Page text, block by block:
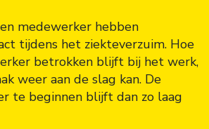
medewerker hebben
tijdens het ziekteverzuim. Hoe
betrokken blijft bij het werk,
weer aan de slag kan. De
te beginnen blijft dan zo laag